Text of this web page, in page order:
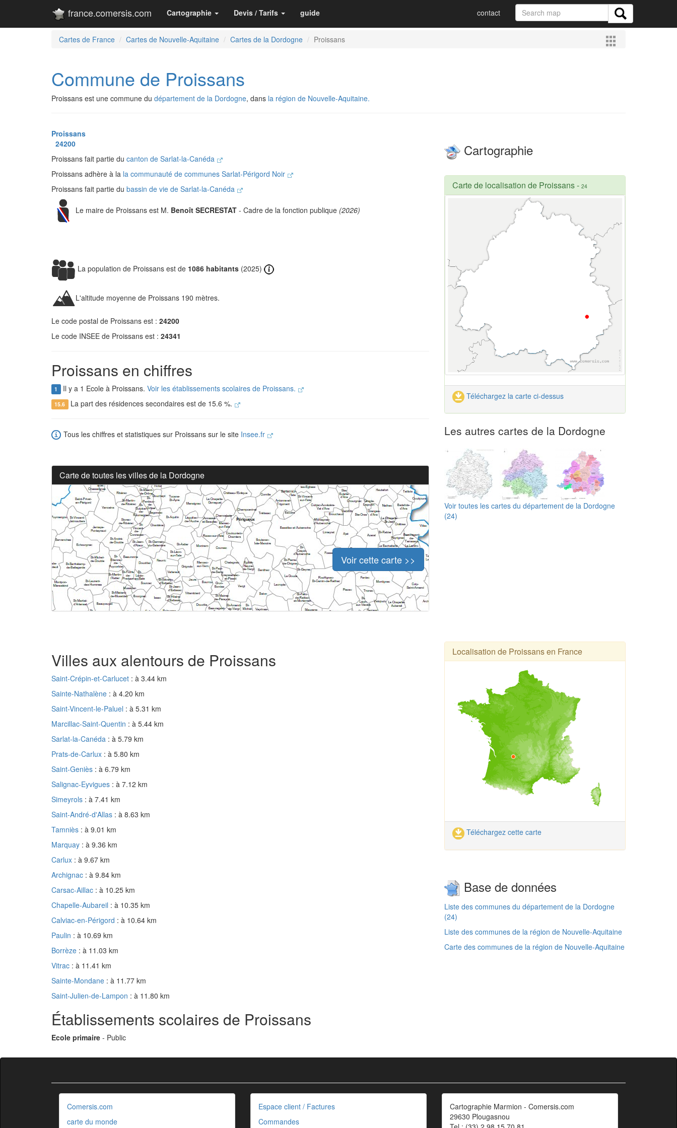
france.comersis.com Cartographie Devis / Tarifs guide contact
Cartes de France Cartes de Nouvelle-Aquitaine Cartes de la Dordogne Proissans
Commune de Proissans
Proissans est une commune du département de la Dordogne, dans la région de Nouvelle-Aquitaine.
Proissans
24200
Proissans fait partie du canton de Sarlat-la-Canéda
Proissans adhère à la la communauté de communes Sarlat-Périgord Noir
Proissans fait partie du bassin de vie de Sarlat-la-Canéda
Le maire de Proissans est M. Benoît SECRESTAT - Cadre de la fonction publique (2026)
La population de Proissans est de 1086 habitants (2025)
L'altitude moyenne de Proissans 190 mètres.
Le code postal de Proissans est : 24200
Le code INSEE de Proissans est : 24341
Proissans en chiffres
1 Il y a 1 Ecole à Proissans. Voir les établissements scolaires de Proissans.
15.6 La part des résidences secondaires est de 15.6 %.
Tous les chiffres et statistiques sur Proissans sur le site Insee.fr
Carte de toutes les villes de la Dordogne
Voir cette carte >>
Cartographie
Carte de localisation de Proissans- 24
Téléchargez la carte ci-dessus
Les autres cartes de la Dordogne
Voir toutes les cartes du département de la Dordogne
(24)
Villes aux alentours de Proissans
Saint-Crépin-et-Carlucet : à 3.44 km
Sainte-Nathalène : à 4.20 km
Saint-Vincent-le-Paluel : à 5.31 km
Marcillac-Saint-Quentin : à 5.44 km
Sarlat-la-Canéda : à 5.79 km
Prats-de-Carlux : à 5.80 km
Saint-Geniès : à 6.79 km
Salignac-Eyvigues : à 7.12 km
Simeyrols : à 7.41 km
Saint-André-d'Allas : à 8.63 km
Tamniès : à 9.01 km
Marquay : à 9.36 km
Carlux : à 9.67 km
Archignac : à 9.84 km
Carsac-Aillac : à 10.25 km
Chapelle-Aubareil : à 10.35 km
Calviac-en-Périgord : à 10.64 km
Paulin : à 10.69 km
Borrèze : à 11.03 km
Vitrac : à 11.41 km
Sainte-Mondane : à 11.77 km
Saint-Julien-de-Lampon : à 11.80 km
Établissements scolaires de Proissans
Ecole primaire - Public
Localisation de Proissans en France
Téléchargez cette carte
Base de données
Liste des communes du département de la Dordogne
(24)
Liste des communes de la région de Nouvelle-Aquitaine
Carte des communes de la région de Nouvelle-Aquitaine
Comersis.com
carte du monde
Espace client / Factures
Commandes
Cartographie Marmion - Comersis.com
29630 Plougasnou